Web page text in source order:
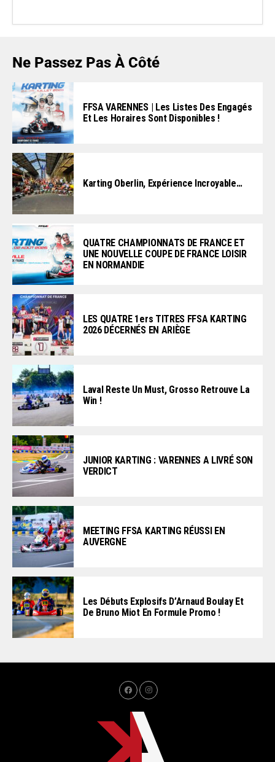
Ne Passez Pas À Côté
FFSA VARENNES | Les Listes Des Engagés
Et Les Horaires Sont Disponibles !
Karting Oberlin, Expérience Incroyable…
QUATRE CHAMPIONNATS DE FRANCE ET
UNE NOUVELLE COUPE DE FRANCE LOISIR
EN NORMANDIE
LES QUATRE 1ers TITRES FFSA KARTING
2026 DÉCERNÉS EN ARIÈGE
Laval Reste Un Must, Grosso Retrouve La
Win !
JUNIOR KARTING : VARENNES A LIVRÉ SON
VERDICT
MEETING FFSA KARTING RÉUSSI EN
AUVERGNE
Les Débuts Explosifs D’Arnaud Boulay Et
De Bruno Miot En Formule Promo !